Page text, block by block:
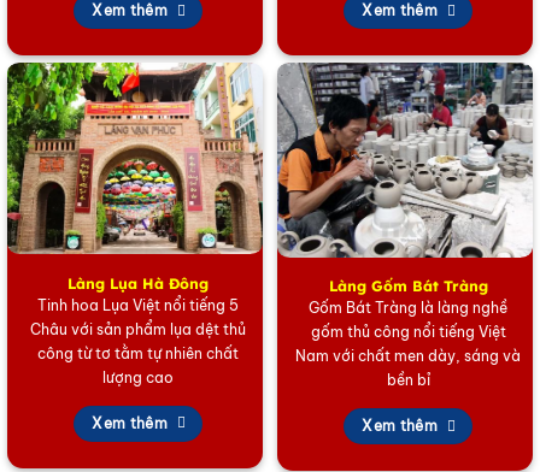
Quy Trình Sản Xuất Khăn Lụa Vuông Tơ Tằm:
Sự Tỉ Mỉ Tạo Nên Chất Lượng
Để tạo ra một chiếcKhăn Lụa Vuônghoàn hảo, người thợ thủ
công phải trải qua một quy trình vô cùng khắt khe và tỉ mỉ, thể
hiện sự tinh hoa của nghệ thuật dệt lụa:
Kén Tơ & Kéo Sợi:Tơ được lấy từ những kén tằm đạt chuẩn,
sau đó được kéo thành sợi mảnh, đều, và dai.
Dệt Lụa: Sợi tơ được đưa vào khung dệt thủ công hoặc bán
thủ công. Kỹ thuật dệt trơn đòi hỏi sự khéo léo để đảm bảo
mặt vải lụa phẳng, không tì vết, thể hiện vẻ đẹp thuần
khiết của tơ tằm.
Nhuộm Màu:Quá trình nhuộm màu thủ công với công thức
độc quyền tạo nên những gam màu trầm ấm, sang trọng,
hoặc những tông màu tươi sáng, hợp thời trang.
Xem thêm Xem thêm
Làng Lụa Hà Đông
Tinh hoa Lụa Việt nổi tiếng 5
Châu với sản phẩm lụa dệt thủ
công từ tơ tằm tự nhiên chất
lượng cao
Xem thêm
Làng Gốm Bát Tràng
Gốm Bát Tràng là làng nghề
gốm thủ công nổi tiếng Việt
Nam với chất men dày, sáng và
bền bỉ
Xem thêm